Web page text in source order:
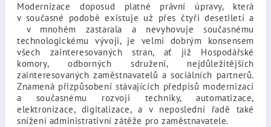
Modernizace doposud platné právní úpravy, která
v současné podobě existuje už přes čtyři desetiletí a
v mnohém zastarala a nevyhovuje současnému
technologickému vývoji, je velmi dobrým konsensem
všech zainteresovaných stran, ať již Hospodářské
komory, odborných sdružení, nejdůležitějších
zainteresovaných zaměstnavatelů a sociálních partnerů.
Znamená přizpůsobení stávajících předpisů modernizaci
a současnému rozvoji techniky, automatizace,
elektronizace, digitalizace, a v neposlední řadě také
snížení administrativní zátěže pro zaměstnavatele.